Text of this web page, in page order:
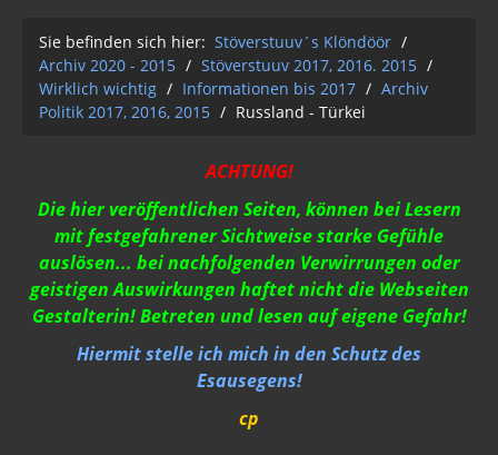
AUFKLÄRUNG 2Q2Q
Wasser 2019
Klimawandel der Kabale
Strahlung / 5 G
Gift zum Genozid
Genderismus
Vereinigte Staaten von Europa
Sie befinden sich hier: Stöverstuuv´s Klöndöör /
Archiv 2020 - 2015 / Stöverstuuv 2017, 2016. 2015 /
Wirklich wichtig / Informationen bis 2017 / Archiv
Politik 2017, 2016, 2015 / Russland - Türkei
ACHTUNG!
Die hier veröffentlichen Seiten, können bei Lesern
mit festgefahrener Sichtweise starke Gefühle
auslösen... bei nachfolgenden Verwirrungen oder
geistigen Auswirkungen haftet nicht die Webseiten
Gestalterin! Betreten und lesen auf eigene Gefahr!
Hiermit stelle ich mich in den Schutz des
Esausegens!
cp